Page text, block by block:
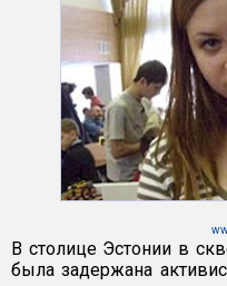
В столице Эстонии в
была задержана